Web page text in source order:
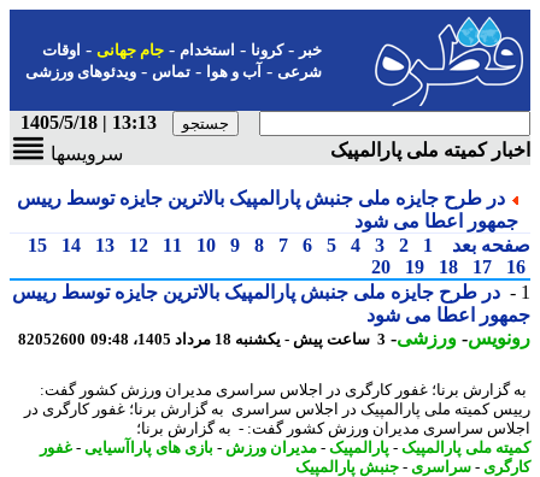
-کرونا-استخدام- جام جهانی-اوقات
شرعی-آب و هوا-تماس-ویدئوهای ورزشی
13:13 | 1405/5/18
کمیته ملی پارالمپیک
سرویسها
در طرح جایزه ملی جنبش پارالمپیک بالاترین جایزه توسط رییس
اعطا می شود
بعد
1
2
3
4
5
6
7
8
9
10
11
12
13
14
15
17
18
19
20
در طرح جایزه ملی جنبش پارالمپیک بالاترین جایزه توسط رییس
اعطا می شود
-ورزشی-3 ساعت پیش - یکشنبه 18 مرداد 1405، 09:48 82052600
برنا؛ غفور کارگری در اجلاس سراسری مدیران ورزش کشور گفت:
کمیته ملی پارالمپیک در اجلاس سراسری به گزارش برنا؛ غفور کارگری در
سراسری مدیران ورزش کشور گفت: - به گزارش برنا؛
ملی پارالمپیک-پارالمپیک-مدیران ورزش -بازی های پاراآسیایی-غفور
- سراسری- جنبش پارالمپیک